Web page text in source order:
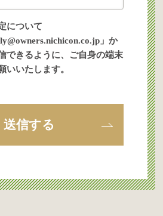
について
」か
できるように、ご自身の端末
いいたします。
送信する